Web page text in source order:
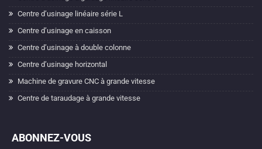
Centre d’usinage linéaire série L
Centre d’usinage en caisson
Centre d’usinage à double colonne
Centre d’usinage horizontal
Machine de gravure CNC à grande vitesse
Centre de taraudage à grande vitesse
ABONNEZ-VOUS